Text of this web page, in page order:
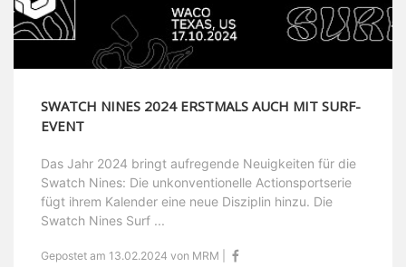
SWATCH NINES 2024 ERSTMALS AUCH MIT SURF-
EVENT
Das Jahr 2024 bringt aufregende Neuigkeiten für die
Swatch Nines: Die unkonventionelle Actionsportserie
fügt ihrem Kalender eine neue Disziplin hinzu. Die
Swatch Nines Surf ...
Gepostet am 13.02.2024 von MRM |